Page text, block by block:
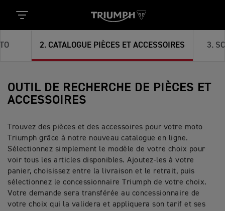
2. CATALOGUE PIÈCES ET ACCESSOIRES 3.
OUTIL DE RECHERCHE DE PIÈCES ET
ACCESSOIRES
Trouvez des pièces et des accessoires pour votre moto
Triumph grâce à notre nouveau catalogue en ligne.
Sélectionnez simplement le modèle de votre choix pour
voir tous les articles disponibles. Ajoutez-les à votre
panier, choisissez entre la livraison et le retrait, puis
sélectionnez le concessionnaire Triumph de votre choix.
Votre demande sera transférée au concessionnaire de
votre choix qui la validera et appliquera son tarif et ses